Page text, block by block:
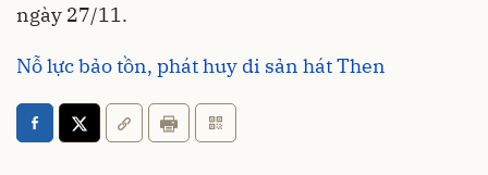
ngày 27/11.
Nỗ lực bảo tồn, phát huy di sản hát Then